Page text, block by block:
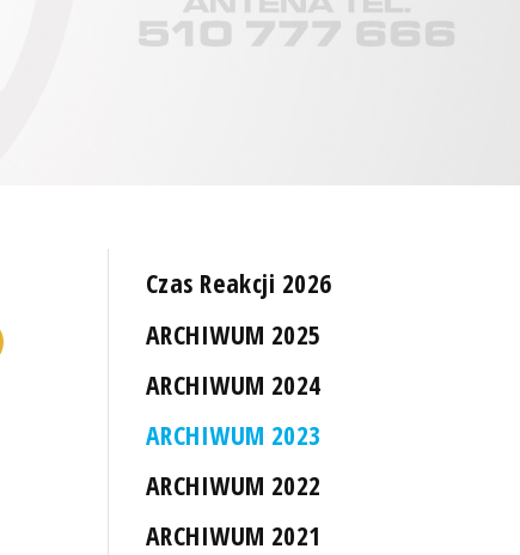
Czas Reakcji 2026
ARCHIWUM 2025
ARCHIWUM 2024
ARCHIWUM 2023
ARCHIWUM 2022
ARCHIWUM 2021